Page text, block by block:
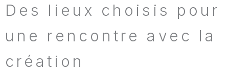
Des lieux choisis pour
une rencontre avec la
création